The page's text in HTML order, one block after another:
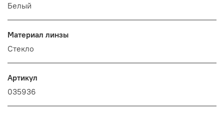
Белый
Материал линзы
Стекло
Артикул
035936